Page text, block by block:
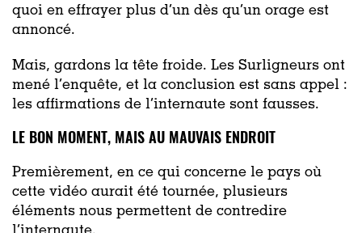
quoi en effrayer plus d’un dès qu’un orage est
annoncé.
Mais, gardons la tête froide. Les Surligneurs ont
mené l’enquête, et la conclusion est sans appel :
les affirmations de l’internaute sont fausses.
LE BON MOMENT, MAIS AU MAUVAIS ENDROIT
Premièrement, en ce qui concerne le pays où
cette vidéo aurait été tournée, plusieurs
éléments nous permettent de contredire